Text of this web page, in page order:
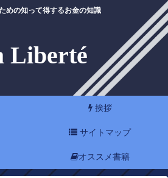
めの知って得するお金の知識
Liberté
挨拶
サイトマップ
オススメ書籍